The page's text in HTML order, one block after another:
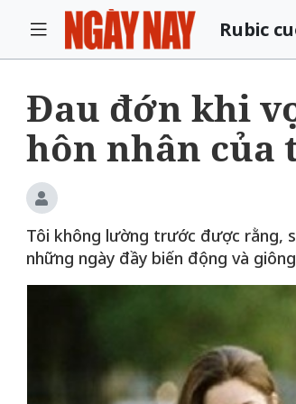
Rubic
Đau đớn khi
hôn nhân của
Tôi không lường trước được rằng,
những ngày đầy biến động và
chơi nhà